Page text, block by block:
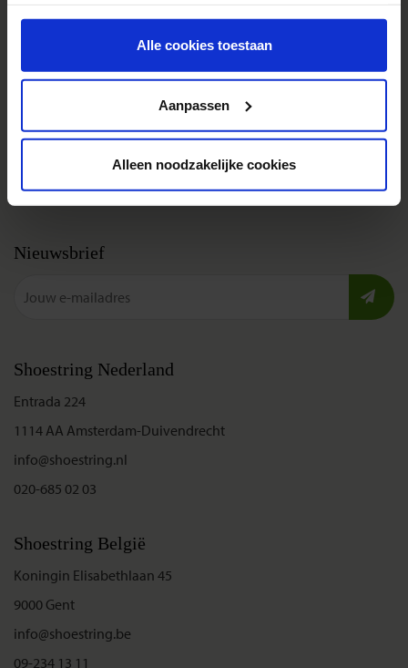
onder aan de pagina op elk gewenst moment voor de
toekomst wijzigen.Alle cookies toestaan
Aanpassen
Alleen noodzakelijke cookies
Bel, mail of chat met ons
Cookies instellingen
Disclaimer & copyright
Vacatures
Nieuwsbrief
Shoestring Nederland
Entrada 224
1114 AA Amsterdam-Duivendrecht
info@shoestring.nl
020-685 02 03
Shoestring België
Koningin Elisabethlaan 45
9000 Gent
info@shoestring.be
09-234 13 11